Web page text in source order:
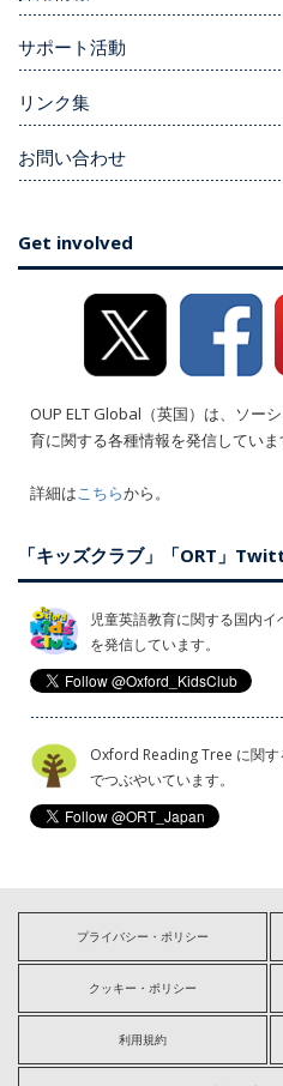
サポート活動
リンク集
お問い合わせ
Get involved
OUP ELT Global（英国）は、ソー
育に関する各種情報を発信していま
詳細はこちらから。
「キッズクラブ」「ORT」
児童英語教育に関する国内
を発信しています。
Oxford Reading Tree に関
でつぶやいています。
プライバシー・ポリシー
クッキー・ポリシー
利用規約